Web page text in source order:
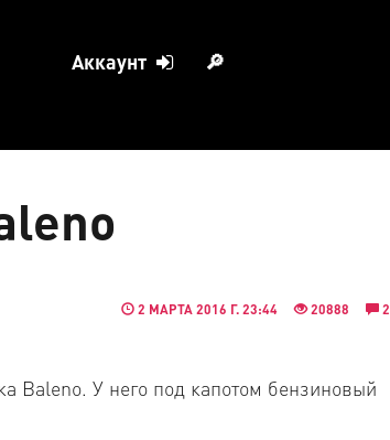
Аккаунт 🔎
2 МАРТА 2016 Г. 23:44 20888 2
Baleno. У него под капотом бензиновый